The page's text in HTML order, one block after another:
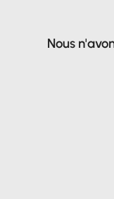
Nous